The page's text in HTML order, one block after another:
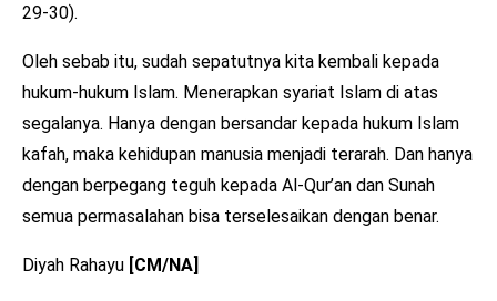
29-30).
Oleh sebab itu, sudah sepatutnya kita kembali kepada
hukum-hukum Islam. Menerapkan syariat Islam di atas
segalanya. Hanya dengan bersandar kepada hukum Islam
kafah, maka kehidupan manusia menjadi terarah. Dan hanya
dengan berpegang teguh kepada Al-Qur’an dan Sunah
semua permasalahan bisa terselesaikan dengan benar.
Diyah Rahayu [CM/NA]